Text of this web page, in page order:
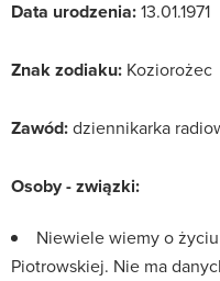
Data urodzenia:13.01.1971
Znak zodiaku: Koziorożec
Zawód:dziennikarka
Osoby - związki:
Niewiele wiemy o
Piotrowskiej. Nie ma